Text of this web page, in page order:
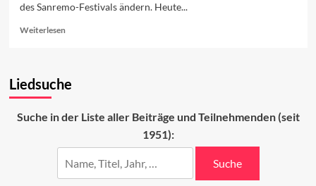
des Sanremo-Festivals ändern. Heute...
WeiterlesenRead
2025:
Liedsuche
Suche in der Liste aller Beiträge und Teilnehmenden (seit
1951):
Suche